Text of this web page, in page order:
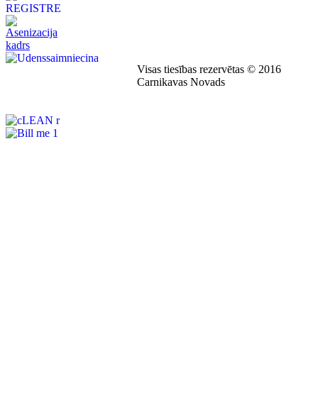
Visas tiesības rezervētas © 2016
Carnikavas Novads